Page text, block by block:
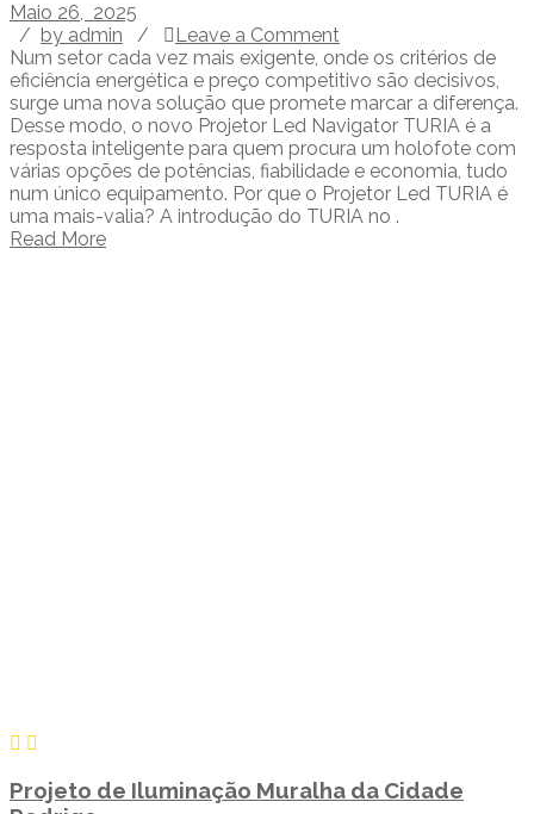
Maio 26, 2025
/ by admin /
Leave a Comment
Num setor cada vez mais exigente, onde os critérios de
eficiência energética e preço competitivo são decisivos,
surge uma nova solução que promete marcar a diferença.
Desse modo, o novo Projetor Led Navigator TURIA é a
resposta inteligente para quem procura um holofote com
várias opções de potências, fiabilidade e economia, tudo
num único equipamento. Por que o Projetor Led TURIA é
uma mais-valia? A introdução do TURIA no .
Read More
Projeto de Iluminação Muralha da Cidade